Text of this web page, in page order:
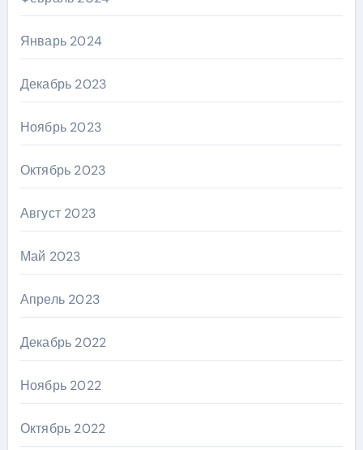
Январь 2024
Декабрь 2023
Ноябрь 2023
Октябрь 2023
Август 2023
Май 2023
Апрель 2023
Декабрь 2022
Ноябрь 2022
Октябрь 2022